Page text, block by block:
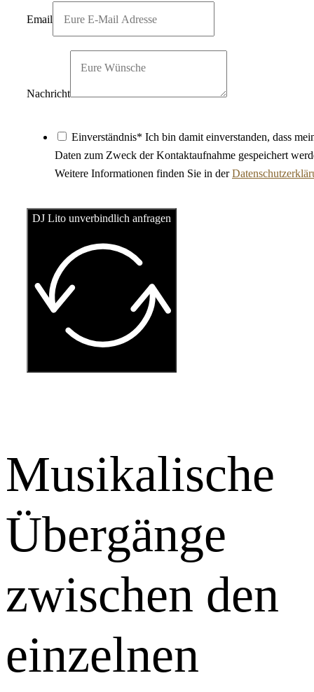
Email
Nachricht
Einverständnis* Ich bin damit einverstanden, dass
Daten zum Zweck der Kontaktaufnahme gespeichert
Weitere Informationen finden Sie in der
DJ Lito unverbindlich anfragen
Musikalische
Übergänge
zwischen den
einzelnen